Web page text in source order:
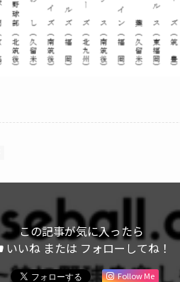
この記事が気に入ったら
いいね または フォローしてね！
Follow Me